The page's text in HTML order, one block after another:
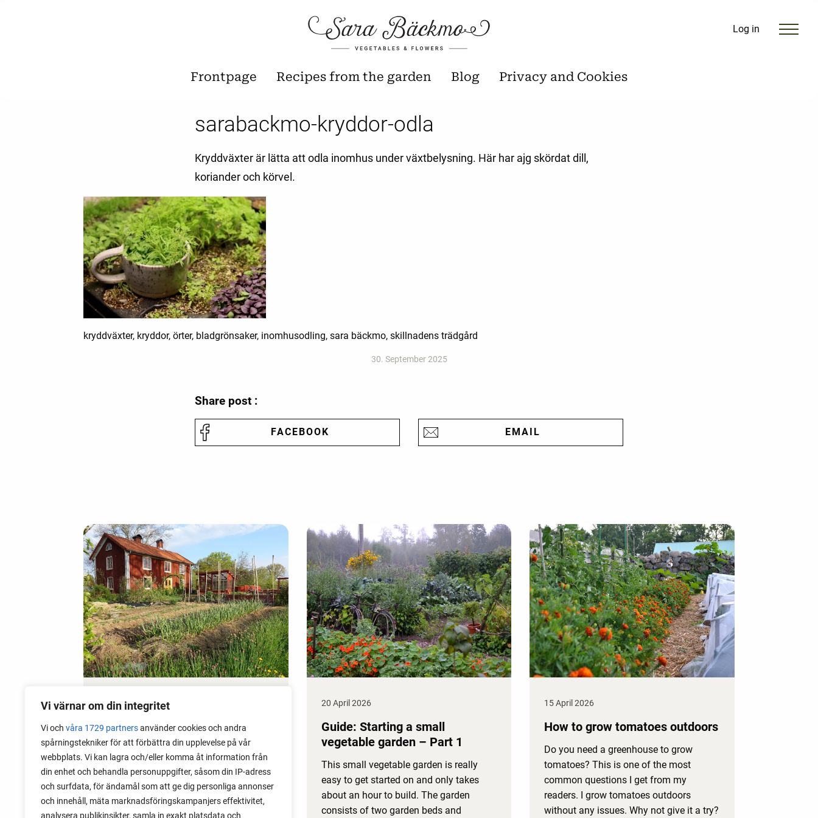
Vi värnar om din integritet
Vi och våra 1729 partnersanvänder cookies och andra
spårningstekniker för att förbättra din upplevelse på vår
webbplats. Vi kan lagra och/eller komma åt information från
din enhet och behandla personuppgifter, såsom din IP-adress
och surfdata, för ändamål som att ge dig personliga annonser
och innehåll, mäta marknadsföringskampanjers effektivitet,
analysera publikinsikter, samla in exakt platsdata och
Log in
Frontpage Recipes from the garden Blog Privacy and Cookies
sarabackmo-kryddor-odla
Kryddväxter är lätta att odla inomhus under växtbelysning. Här har ajg skördat dill,
koriander och körvel.
kryddväxter, kryddor, örter, bladgrönsaker, inomhusodling, sara bäckmo, skillnadens trädgård
30. September 2025
Share post :
FACEBOOK EMAIL
15 May 2026
Get Rid of Garden Slugs
Garden slugs are a big problem in my
garden. Read about the method I use to
fight garden slugs early and late, and
still keep growing.
20 April 2026
Guide: Starting a small
vegetable garden – Part 1
This small vegetable garden is really
easy to get started on and only takes
about an hour to build. The garden
consists of two garden beds and
15 April 2026
How to grow tomatoes outdoors
Do you need a greenhouse to grow
tomatoes? This is one of the most
common questions I get from my
readers. I grow tomatoes outdoors
without any issues. Why not give it a try?